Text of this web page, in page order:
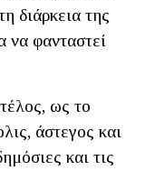
διάρκεια της
να φανταστεί
ως το
άστεγος και
και τις